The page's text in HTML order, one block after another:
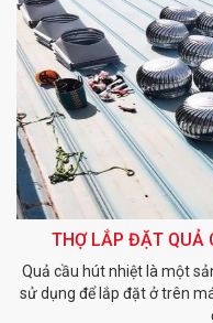
THỢ LẮP ĐẶT QUẢ
Quả cầu hút nhiệt là một
sử dụng để lắp đặt ở trên